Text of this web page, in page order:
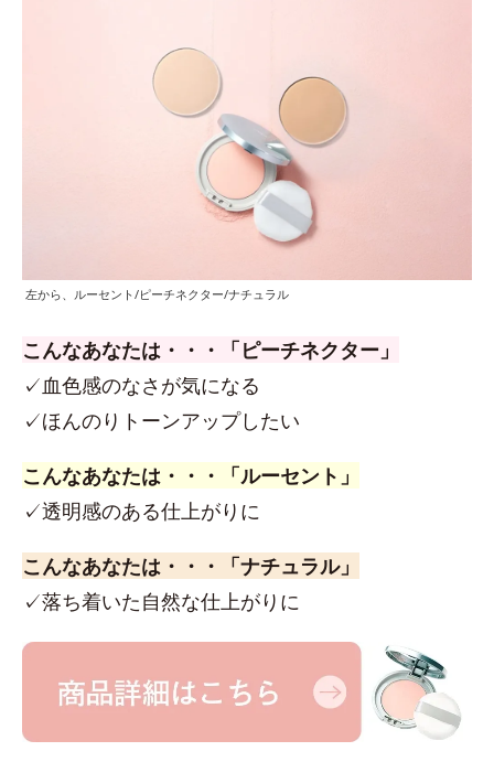
左から、ルーセント/ピーチネクター/ナチュラル
こんなあなたは・・・「ピーチネクター」
✓血色感のなさが気になる
✓ほんのりトーンアップしたい
こんなあなたは・・・「ルーセント」
✓透明感のある仕上がりに
こんなあなたは・・・「ナチュラル」
✓落ち着いた自然な仕上がりに